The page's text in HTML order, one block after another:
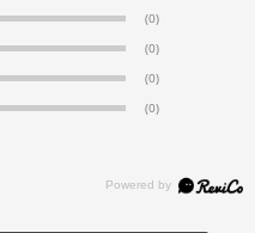
(0)
(0)
(0)
(0)